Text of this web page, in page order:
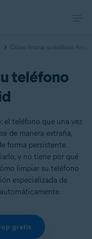
Cómo limpiar su teléfono
teléfono
el teléfono que una vez
de manera extraña,
forma persistente.
y no tiene por qué
limpiar su teléfono
especializada de
gratis